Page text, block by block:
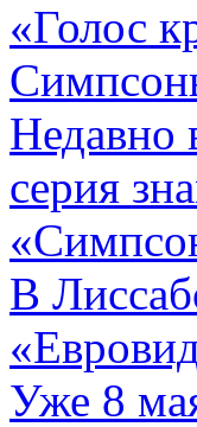
«Голос
Недавно
серия
В
Уже 8